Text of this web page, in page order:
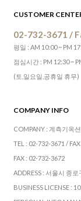
CUSTOMER
02-732-3671 /
평일 : AM 10:00 ~ PM
점심시간 : PM 12:30 ~
(토,일요일,공휴일 휴무)
COMPANY INFO
COMPANY : 계측기옥션
TEL : 02-732-3671 /
FAX : 02-732-3672
ADDRESS : 서울시 종
BUSINESS LICENSE :